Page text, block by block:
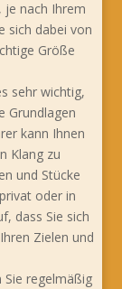
je nach Ihrem
sich dabei von
Größe
sehr wichtig,
Grundlagen
kann Ihnen
Klang zu
und Stücke
oder in
dass Sie sich
Zielen und
Sie regelmäßig